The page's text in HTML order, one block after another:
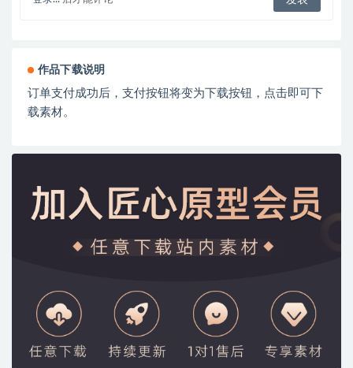
作品下载说明
订单支付成功后，支付按钮将变为下载按钮，点击即可下
载素材。